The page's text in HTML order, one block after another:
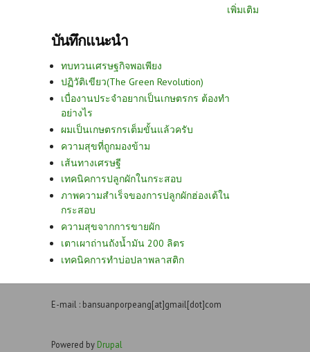
เพิ่มเติม
บันทึกแนะนำ
ทบทวนเศรษฐกิจพอเพียง
ปฏิวัติเขียว(The Green Revolution)
เบื่องานประจำอยากเป็นเกษตรกร ต้องทำ
อย่างไร
ผมเป็นเกษตรกรเต็มขั้นแล้วครับ
ความสุขที่ถูกมองข้าม
เส้นทางเศรษฐี
เทคนิคการปลูกผักในกระสอบ
ภาพความสำเร็จของการปลูกผักฮ่องเต้ใน
กระสอบ
ความสุขจากการขายผัก
เตาเผาถ่านถังน้ำมัน 200 ลิตร
เทคนิคการทำบ่อปลาพลาสติก
E-mail : bansuanporpeang[at]gmail[dot]com
Powered by Drupal